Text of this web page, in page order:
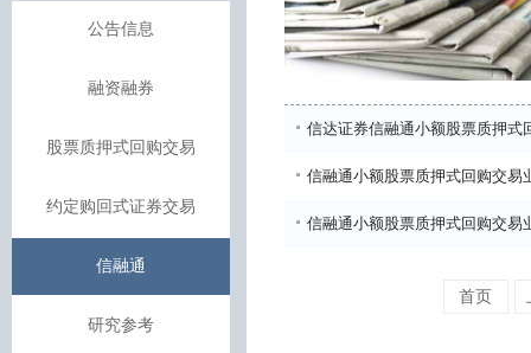
公告信息
融资融券
股票质押式回购交易
约定购回式证券交易
信融通
研究参考
信达证券信融通小额股票质押式
信融通小额股票质押式回购交易
信融通小额股票质押式回购交易
首页